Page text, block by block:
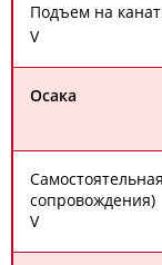
Подъем на
V
Осака
сопровождения)
V